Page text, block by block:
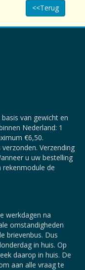
<<Terug
van gewicht en
Nederland: 1
€6,50.
Verzending
u uw bestelling
rekenmodule de
werkdagen na
omstandigheden
brievenbus. Dus
in huis. Op
daarop in huis. De
aan alle vraag te